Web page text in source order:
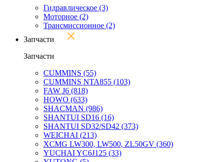
Гидравлическое (3)
Моторное (2)
Трансмиссионное (2)
Запчасти
Запчасти
CUMMINS (55)
CUMMINS NTA855 (103)
FAW J6 (818)
HOWO (633)
SHACMAN (986)
SHANTUI SD16 (16)
SHANTUI SD32/SD42 (373)
WEICHAI (213)
XCMG LW300, LW500, ZL50GV (360)
YUCHAI YC6J125 (33)